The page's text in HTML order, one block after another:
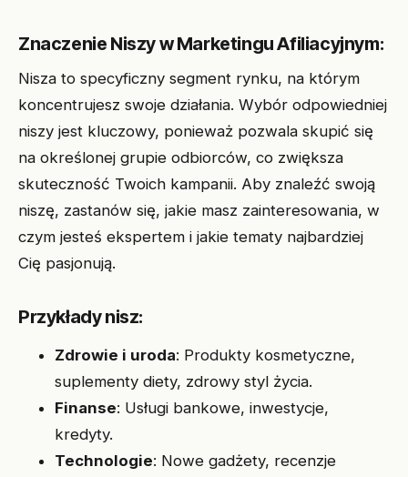
Znaczenie Niszy w Marketingu Afiliacyjnym:
Nisza to specyficzny segment rynku, na którym
koncentrujesz swoje działania. Wybór odpowiedniej
niszy jest kluczowy, ponieważ pozwala skupić się
na określonej grupie odbiorców, co zwiększa
skuteczność Twoich kampanii. Aby znaleźć swoją
niszę, zastanów się, jakie masz zainteresowania, w
czym jesteś ekspertem i jakie tematy najbardziej
Cię pasjonują.
Przykłady nisz:
Zdrowie i uroda: Produkty kosmetyczne,
suplementy diety, zdrowy styl życia.
Finanse: Usługi bankowe, inwestycje,
kredyty.
Technologie: Nowe gadżety, recenzje